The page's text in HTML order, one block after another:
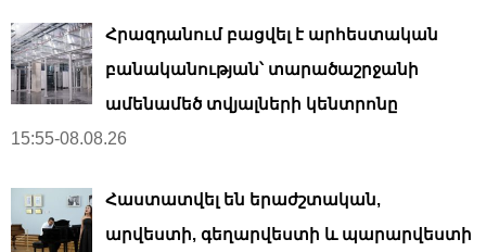
Հրազդանում բացվել է արհեստական ​​
բանականության՝ տարածաշրջանի
ամենամեծ տվյալների կենտրոնը
15:55-08.08.26
Հաստատվել են երաժշտական,
արվեստի, գեղարվեստի և պարարվեստի